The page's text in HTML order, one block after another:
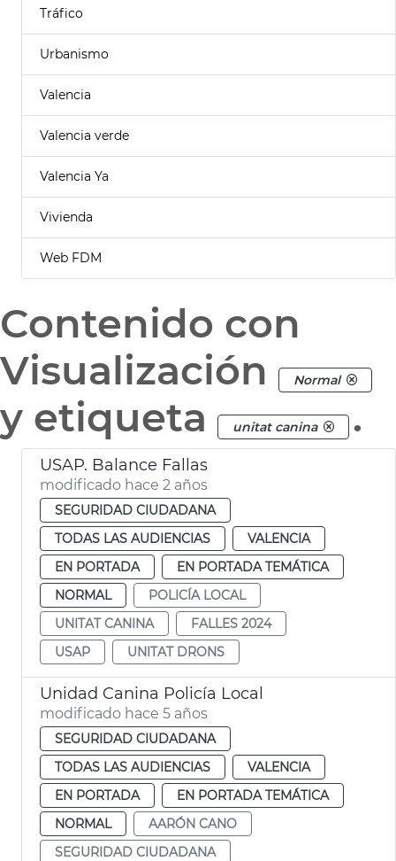
Tráfico
Urbanismo
Valencia
Valencia verde
Valencia Ya
Vivienda
Web FDM
Contenido con
Visualización
Normal
y etiqueta unitat canina .
USAP. Balance Fallas
modificado hace 2 años
SEGURIDAD CIUDADANA
TODAS LAS AUDIENCIAS
VALENCIA
EN PORTADA
EN PORTADA TEMÁTICA
NORMAL
POLICÍA LOCAL
UNITAT CANINA
FALLES 2024
USAP
UNITAT DRONS
Unidad Canina Policía Local
modificado hace 5 años
SEGURIDAD CIUDADANA
TODAS LAS AUDIENCIAS
VALENCIA
EN PORTADA
EN PORTADA TEMÁTICA
NORMAL
AARÓN CANO
SEGURIDAD CIUDADANA